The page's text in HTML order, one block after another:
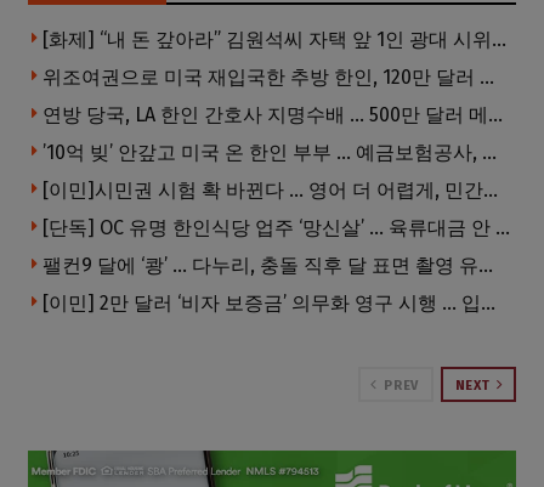
[화제] “내 돈 갚아라” 김원석씨 자택 앞 1인 광대 시위 … 한인 투자사, “108만 달러 못받아”
위조여권으로 미국 재입국한 추방 한인, 120만 달러 은행 사기 행각
연방 당국, LA 한인 간호사 지명수배 … 500만 달러 메디캐어 사기, 선고 직전 한국 도주
’10억 빚’ 안갚고 미국 온 한인 부부 … 예금보험공사, 미국서 소송
[이민]시민권 시험 확 바뀐다 … 영어 더 어렵게, 민간시험 도입 추진
[단독] OC 유명 한인식당 업주 ‘망신살’ … 육류대금 안 갚자 식당서 공개추심
팰컨9 달에 ‘쾅’ … 다누리, 충돌 직후 달 표면 촬영 유일 탐사선
[이민] 2만 달러 ‘비자 보증금’ 의무화 영구 시행 … 입국 문턱 더 높아진다.
PREV NEXT